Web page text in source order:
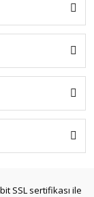
SSL sertifikası ile